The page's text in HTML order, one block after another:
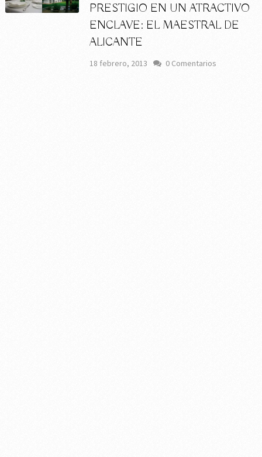
PRESTIGIO EN UN ATRACTIVO
ENCLAVE: EL MAESTRAL DE
ALICANTE
18 febrero, 2013 0 Comentarios